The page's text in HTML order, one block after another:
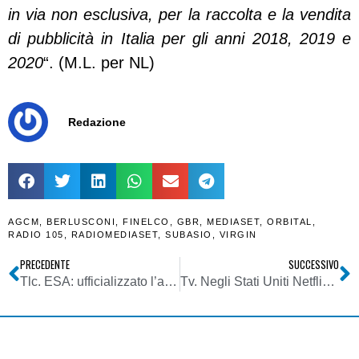
in via non esclusiva, per la raccolta e la vendita
di pubblicità in Italia per gli anni 2018, 2019 e
2020“. (M.L. per NL)
Redazione
AGCM BERLUSCONI FINELCO GBR MEDIASET ORBITAL
RADIO 105
RADIOMEDIASET SUBASIO VIRGIN
PRECEDENTE
Tlc. ESA: ufficializzato l’arrivo del 5G in Europa anche attraverso i satelliti
SUCCESSIVO
Tv. Negli Stati Uniti Netflix supera la tv via cavo